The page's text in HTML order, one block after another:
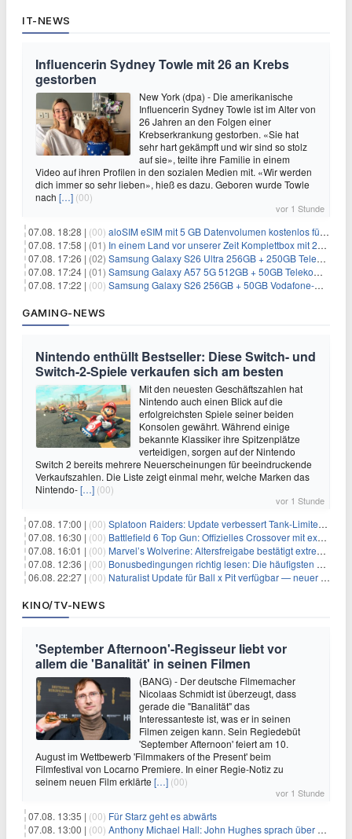
IT-NEWS
Influencerin Sydney Towle mit 26 an Krebs
gestorben
New York (dpa) - Die amerikanische
Influencerin Sydney Towle ist im Alter von
26 Jahren an den Folgen einer
Krebserkrankung gestorben. «Sie hat
sehr hart gekämpft und wir sind so stolz
auf sie», teilte ihre Familie in einem
Video auf ihren Profilen in den sozialen Medien mit. «Wir werden
dich immer so sehr lieben», hieß es dazu. Geboren wurde Towle
nach […] (00)
vor 1 Stunde
07.08. 18:28 | (00) aloSIM eSIM mit 5 GB Datenvolumen kostenlos für Windscribe-Pro-Nutzer
07.08. 17:58 | (01) In einem Land vor unserer Zeit Komplettbox mit 27 DVDs für 59,49€
07.08. 17:26 | (02) Samsung Galaxy S26 Ultra 256GB + 250GB Telekom-Netz für 34€/Monat (effektiv 5,42€/Monat)
07.08. 17:24 | (01) Samsung Galaxy A57 5G 512GB + 50GB Telekom-Netz für 20€/Monat (effektiv 3,33€/Monat)
07.08. 17:22 | (00) Samsung Galaxy S26 256GB + 50GB Vodafone-Netz für 19,99€/Monat (effektiv 1,26€/Monat)
GAMING-NEWS
Nintendo enthüllt Bestseller: Diese Switch- und
Switch-2-Spiele verkaufen sich am besten
Mit den neuesten Geschäftszahlen hat
Nintendo auch einen Blick auf die
erfolgreichsten Spiele seiner beiden
Konsolen gewährt. Während einige
bekannte Klassiker ihre Spitzenplätze
verteidigen, sorgen auf der Nintendo
Switch 2 bereits mehrere Neuerscheinungen für beeindruckende
Verkaufszahlen. Die Liste zeigt einmal mehr, welche Marken das
Nintendo-[…] (00)
vor 1 Stunde
07.08. 17:00 | (00) Splatoon Raiders: Update verbessert Tank-Limiter und behebt Bugs
07.08. 16:30 | (00) Battlefield 6 Top Gun: Offizielles Crossover mit exklusiven Inhalten angekündigt
07.08. 16:01 | (00) Marvel’s Wolverine: Altersfreigabe bestätigt extreme Gewalt und düstere Szenen
07.08. 12:36 | (00) Bonusbedingungen richtig lesen: Die häufigsten Stolperfallen
06.08. 22:27 | (00) Naturalist Update für Ball x Pit verfügbar — neuer Content auf allen Plattformen
KINO/TV-NEWS
'September Afternoon'-Regisseur liebt vor
allem die 'Banalität' in seinen Filmen
(BANG) - Der deutsche Filmemacher
Nicolaas Schmidt ist überzeugt, dass
gerade die "Banalität" das
Interessanteste ist, was er in seinen
Filmen zeigen kann. Sein Regiedebüt
'September Afternoon' feiert am 10.
August im Wettbewerb 'Filmmakers of the Present' beim
Filmfestival von Locarno Premiere. In einer Regie-Notiz zu
seinem neuen Film erklärte […] (00)
vor 1 Stunde
07.08. 13:35 | (00) Für Starz geht es abwärts
07.08. 13:00 | (00) Anthony Michael Hall: John Hughes sprach über eine Fortsetzung von 'The Breakfast Club'